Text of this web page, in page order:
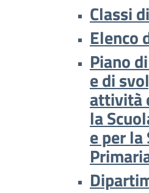
Classi
Elenco
Piano
e di
attività
la
e per la